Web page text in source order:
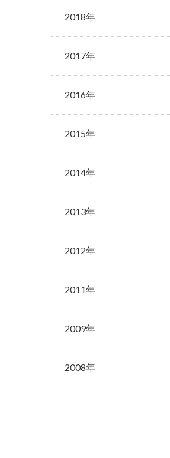
2018年
2017年
2016年
2015年
2014年
2013年
2012年
2011年
2009年
2008年